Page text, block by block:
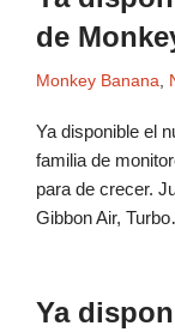
de
Monkey Banana
Ya disponible el
familia de
para de crecer.
Gibbon Air,
Ya